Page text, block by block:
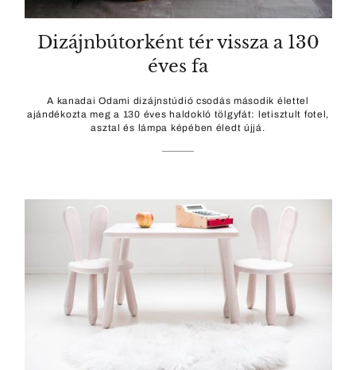
Dizájnbútorként tér vissza a 130
éves fa
A kanadai Odami dizájnstúdió csodás második élettel
ajándékozta meg a 130 éves haldokló tölgyfát: letisztult fotel,
asztal és lámpa képében éledt újjá.